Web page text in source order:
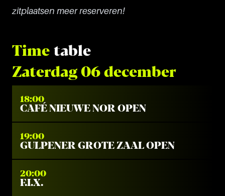
zitplaatsen meer reserveren!
Time table
Zaterdag 06 december
18:00
CAFÉ NIEUWE NOR OPEN
19:00
GULPENER GROTE ZAAL OPEN
20:00
F.I.X.